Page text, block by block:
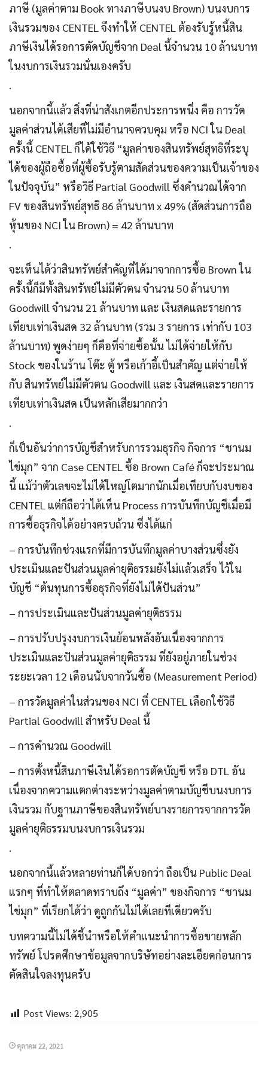
ภาษี (มูลค่าตาม Book ทางภาษีบนงบ Brown) บนงบการ
เงินรวมของ CENTEL จึงทำให้ CENTEL ต้องรับรู้หนี้สิน
ภาษีเงินได้รอการตัดบัญชีจาก Deal นี้จำนวน 10 ล้านบาท
ในงบการเงินรวมนั่นเองครับ
.
นอกจากนี้แล้ว สิ่งที่น่าสังเกตอีกประการหนึ่ง คือ การวัด
มูลค่าส่วนได้เสียที่ไม่มีอำนาจควบคุม หรือ NCI ใน Deal
ครั้งนี้ CENTEL ก็ได้ใช้วิธี “มูลค่าของสินทรัพย์สุทธิที่ระบุ
ได้ของผู้ถือซื้อที่ผู้ซื้อรับรู้ตามสัดส่วนของความเป็นเจ้าของ
ในปัจจุบัน” หรือวิธี Partial Goodwill ซึ่งคำนวณได้จาก
FV ของสินทรัพย์สุทธิ 86 ล้านบาท x 49% (สัดส่วนการถือ
หุ้นของ NCI ใน Brown) = 42 ล้านบาท
.
จะเห็นได้ว่าสินทรัพย์สำคัญที่ได้มาจากการซื้อ Brown ใน
ครั้งนี้ก็มีทั้งสินทรัพย์ไม่มีตัวตน จำนวน 50 ล้านบาท
Goodwill จำนวน 21 ล้านบาท และ เงินสดและรายการ
เทียบเท่าเงินสด 32 ล้านบาท (รวม 3 รายการ เท่ากับ 103
ล้านบาท) พูดง่ายๆ ก็คือที่จ่ายซื้อนั้น ไม่ได้จ่ายให้กับ
Stock ของในร้าน โต๊ะ ตู้ หรือเก้าอี้เป็นสำคัญ แต่จ่ายให้
กับ สินทรัพย์ไม่มีตัวตน Goodwill และ เงินสดและรายการ
เทียบเท่าเงินสด เป็นหลักเสียมากกว่า
.
ก็เป็นอันว่าการบัญชีสำหรับการรวมธุรกิจ กิจการ “ชานม
ไข่มุก” จาก Case CENTEL ซื้อ Brown Café ก็จะประมาณ
นี้ แม้ว่าตัวเลขจะไม่ได้ใหญ่โตมากนักเมื่อเทียบกับงบของ
CENTEL แต่ก็ถือว่าได้เห็น Process การบันทึกบัญชีเมื่อมี
การซื้อธุรกิจได้อย่างครบถ้วน ซึ่งได้แก่
– การบันทึกช่วงแรกที่มีการบันทึกมูลค่าบางส่วนซึ่งยัง
ประเมินและปันส่วนมูลค่ายุติธรรมยังไม่แล้วเสร็จ ไว้ใน
บัญชี “ต้นทุนการซื้อธุรกิจที่ยังไม่ได้ปันส่วน”
– การประเมินและปันส่วนมูลค่ายุติธรรม
– การปรับปรุงงบการเงินย้อนหลังอันเนื่องจากการ
ประเมินและปันส่วนมูลค่ายุติธรรม ที่ยังอยู่ภายในช่วง
ระยะเวลา 12 เดือนนับจากวันซื้อ (Measurement Period)
– การวัดมูลค่าในส่วนของ NCI ที่ CENTEL เลือกใช้วิธี
Partial Goodwill สำหรับ Deal นี้
– การคำนวณ Goodwill
– การตั้งหนี้สินภาษีเงินได้รอการตัดบัญชี หรือ DTL อัน
เนื่องจากความแตกต่างระหว่างมูลค่าตามบัญชีบนงบการ
เงินรวม กับฐานภาษีของสินทรัพย์บางรายการจากการวัด
มูลค่ายุติธรรมบนงบการเงินรวม
.
นอกจากนี้แล้วหลายท่านก็ได้บอกว่า ถือเป็น Public Deal
แรกๆ ที่ทำให้ตลาดทราบถึง “มูลค่า” ของกิจการ “ชานม
ไข่มุก” ที่เรียกได้ว่า ดูถูกกันไม่ได้เลยทีเดียวครับ
บทความนี้ไม่ได้ชี้นำหรือให้คำแนะนำการซื้อขายหลัก
ทรัพย์ โปรดศึกษาข้อมูลจากบริษัทอย่างละเอียดก่อนการ
ตัดสินใจลงทุนครับ
Post Views: 2,905
ตุลาคม 22, 2021